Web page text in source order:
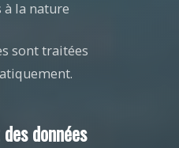
à la nature
sont traitées
données